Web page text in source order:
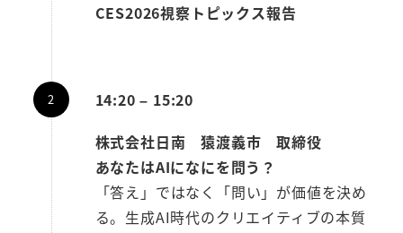
CES2026視察トピックス報告
14:20 – 15:20
株式会社日南 猿渡義市 取締役
あなたはAIになにを問う？
「答え」ではなく「問い」が価値を決め
る。生成AI時代のクリエイティブの本質